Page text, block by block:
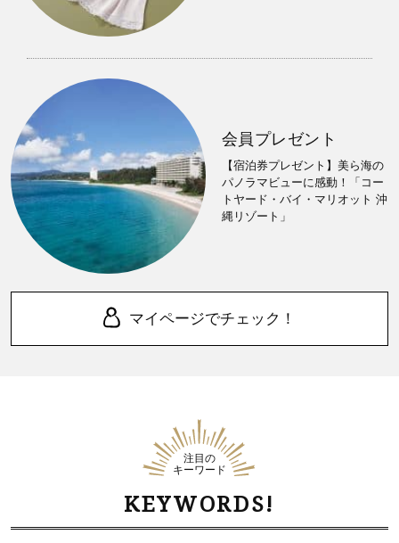
会員プレゼント
【宿泊券プレゼント】美ら海の
パノラマビューに感動！「コー
トヤード・バイ・マリオット 沖
縄リゾート」
マイページでチェック！
注目の
キーワード
KEYWORDS!